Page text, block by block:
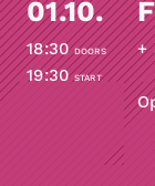
01.10.
DOORS
18:30
START
19:30
+